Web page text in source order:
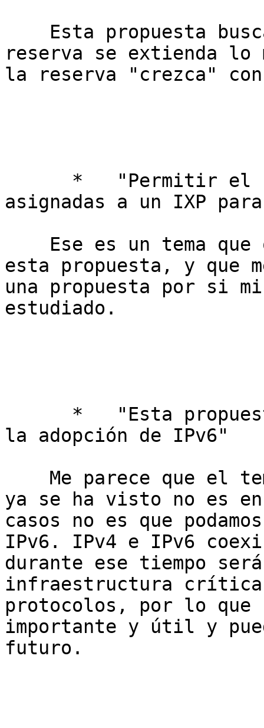
reserva se extienda lo
la reserva "crezca"
asignadas a un IXP
esta propuesta, y que
una propuesta por si
estudiado.
la adopción de IPv6"
ya se ha visto no es
casos no es que
IPv6. IPv4 e IPv6
durante ese tiempo
infraestructura crítica
protocolos, por lo que
importante y útil y
futuro.